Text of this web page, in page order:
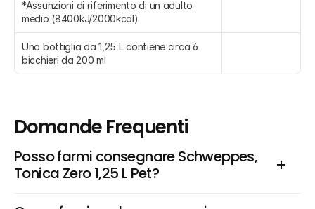
*Assunzioni di riferimento di un adulto
medio (8400kJ/2000kcal)
Una bottiglia da 1,25 L contiene circa 6
bicchieri da 200 ml
Domande Frequenti
Posso farmi consegnare Schweppes,
Tonica Zero 1,25 L Pet?